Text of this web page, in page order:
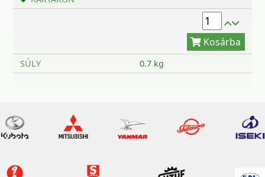
SÚLY 0.7 kg